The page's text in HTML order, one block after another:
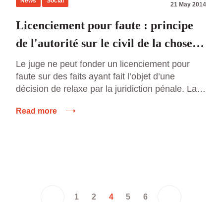
21 May 2014
Licenciement pour faute : principe
de l'autorité sur le civil de la chose
jugée au pénal
Le juge ne peut fonder un licenciement pour
faute sur des faits ayant fait l’objet d’une
décision de relaxe par la juridiction pénale. La
gestion et d’animation sportive ayant détourné
Read more
1 2 4 5 6